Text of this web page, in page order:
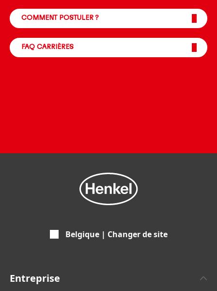
COMMENT POSTULER ?
FAQ CARRIÈRES
Belgique | Changer de site
Entreprise